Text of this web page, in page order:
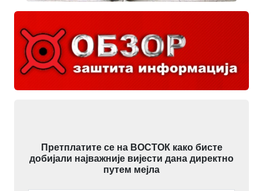
Претплатите се на ВОСТОК како бисте
добијали најважније вијести дана директно
путем мејла